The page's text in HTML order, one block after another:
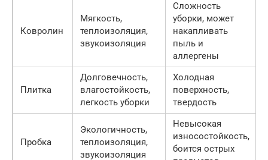
Ковролин
Мягкость,
теплоизоляция,
звукоизоляция
Сложность
уборки, может
накапливать
пыль и
аллергены
Плитка
Долговечность,
влагостойкость,
легкость уборки
Холодная
поверхность,
твердость
Пробка
Экологичность,
теплоизоляция,
звукоизоляция
Невысокая
износостойкость,
боится острых